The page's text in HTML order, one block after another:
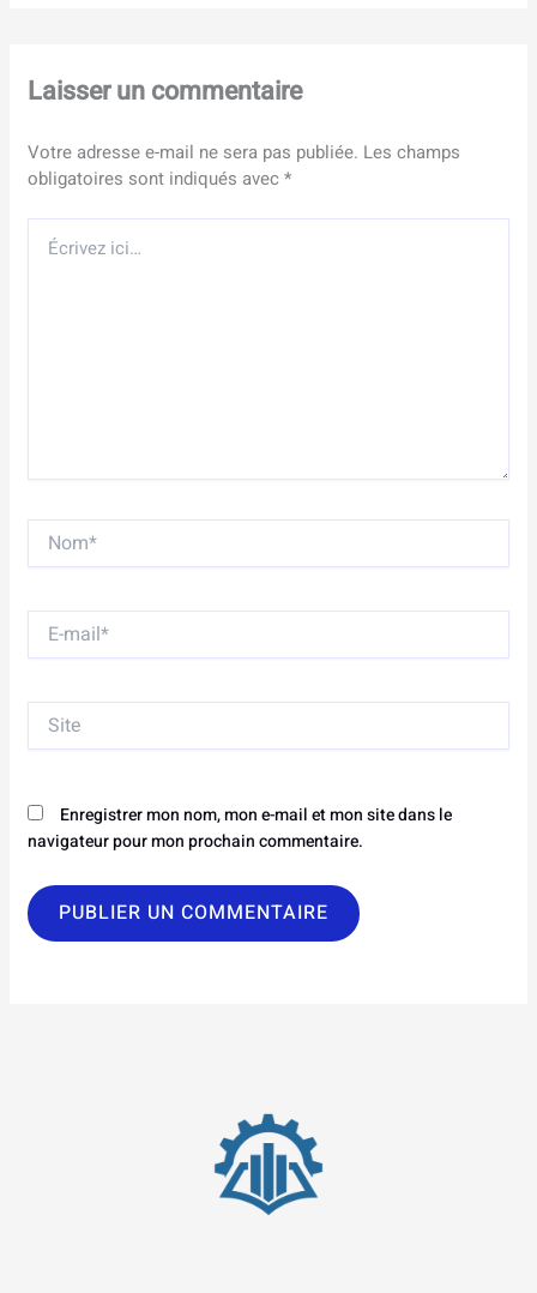
Laisser un commentaire
Votre adresse e-mail ne sera pas publiée. Les champs
obligatoires sont indiqués avec*
ici…
Nom*
mail*
Site
Enregistrer mon nom, mon e-mail et mon site dans le
navigateur pour mon prochain commentaire.